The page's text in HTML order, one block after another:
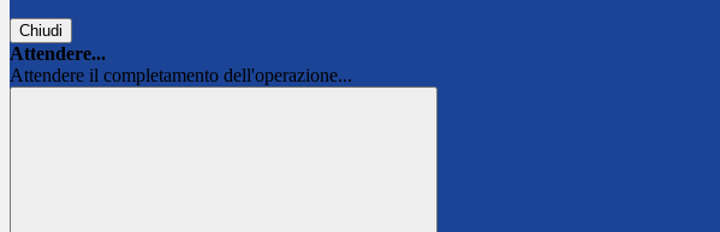
Chiudi
Attendere...
Attendere il completamento dell'operazione...